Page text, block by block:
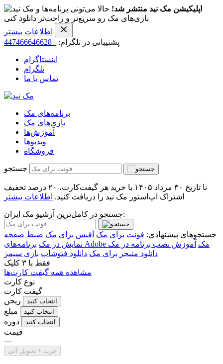
اپلیکیشن مک نید منتشر شد! حالا می‌تونی برنامه‌ها و
بازی‌های مک رو سریع‌تر و راحت‌تر دانلود کنی
اطلاعات بیشتر
پشتیبانی در تلگرام: +447466646628
اینستاگرام
تلگرام
تماس با ما
برنامه‌های مک
بازی‌های مک
آموزش‌ها
ویدیو‌ها
فروشگاه
جستجو
تا تاریخ ۳۰ مرداد ۱۴۰۵ با خرید هر گیفت‌کارت، ۲۰ درصد تخفیف
اشتراک اپ‌استور مک نید را دریافت کنید. اطلاعات بیشتر
جستجو در کامل‌ترین آرشیو مک ایران:
جستجوهای پیشنهادی: فونت برای مک آفیس برای مک ضبط صفحه
نمایش در مک
برنامه‌های Adobe مک آموزش نصب برنامه در مک
دانلود منیجر برای مک دانلود فتوشاپ بازی سیمز
فقط با ۳ کلیک
مشاهده همه گیفت کارت‌ها
نوع کارت
گیفت کارت
ریجن
انتخاب کنید
مبلغ انتخاب کنید
دوره انتخاب کنید
قیمت
—
خرید + تحویل آنی